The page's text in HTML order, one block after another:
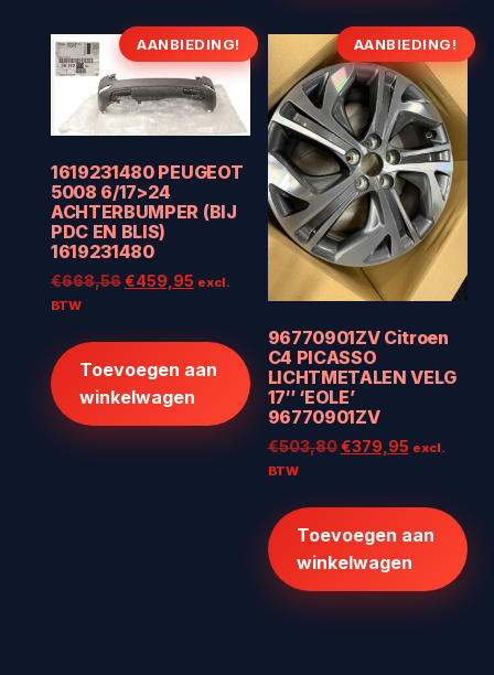
AANBIEDING!
1619231480 PEUGEOT
5008 6/17>24
ACHTERBUMPER (BIJ
PDC EN BLIS)
1619231480
€668,56Oorspronkelijke
€459,95 Huidige
€459,95.
excl.
BTW
Toevoegen aan
winkelwagen
AANBIEDING!
96770901ZV Citroen
C4 PICASSO
LICHTMETALEN VELG
17″ ‘EOLE’
96770901ZV
€503,80 Oorspronkelijke
€379,95Huidige
€379,95.
excl.
BTW
Toevoegen aan
winkelwagen